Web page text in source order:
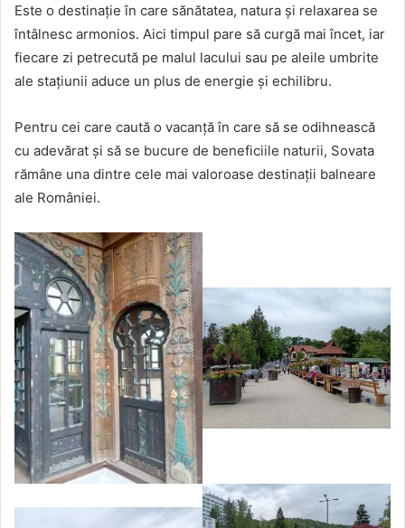
Este o destinație în care sănătatea, natura și relaxarea se
întâlnesc armonios. Aici timpul pare să curgă mai încet, iar
fiecare zi petrecută pe malul lacului sau pe aleile umbrite
ale stațiunii aduce un plus de energie și echilibru.
Pentru cei care caută o vacanță în care să se odihnească
cu adevărat și să se bucure de beneficiile naturii, Sovata
rămâne una dintre cele mai valoroase destinații balneare
ale României.